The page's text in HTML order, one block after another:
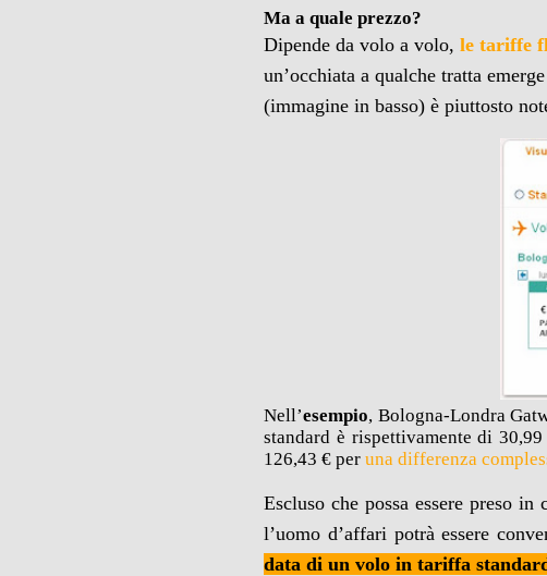
Ma a quale prezzo?
Dipende da volo a volo,le tariffe
un’occhiata a qualche tratta
(immagine in basso) è piuttosto
Nell’esempio, Bologna-Londra
standard è rispettivamente di
126,43 € per una differenza
Escluso che possa essere preso
l’uomo d’affari potrà essere
data di un volo in tariffa